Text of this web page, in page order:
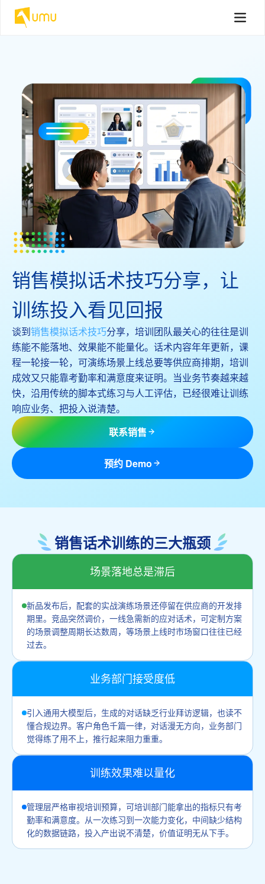
销售模拟话术技巧分享，让
训练投入看见回报
谈到销售模拟话术技巧分享，培训团队最关心的往往是训
练能不能落地、效果能不能量化。话术内容年年更新，课
程一轮接一轮，可演练场景上线总要等供应商排期，培训
成效又只能靠考勤率和满意度来证明。当业务节奏越来越
快，沿用传统的脚本式练习与人工评估，已经很难让训练
响应业务、把投入说清楚。
联系销售
预约 Demo
销售话术训练的三大瓶颈
场景落地总是滞后
新品发布后，配套的实战演练场景还停留在供应商的开发排
期里。竞品突然调价，一线急需新的应对话术，可定制方案
的场景调整周期长达数周，等场景上线时市场窗口往往已经
过去。
业务部门接受度低
引入通用大模型后，生成的对话缺乏行业拜访逻辑，也读不
懂合规边界。客户角色千篇一律，对话漫无方向，业务部门
觉得练了用不上，推行起来阻力重重。
训练效果难以量化
管理层严格审视培训预算，可培训部门能拿出的指标只有考
勤率和满意度。从一次练习到一次能力变化，中间缺少结构
化的数据链路，投入产出说不清楚，价值证明无从下手。